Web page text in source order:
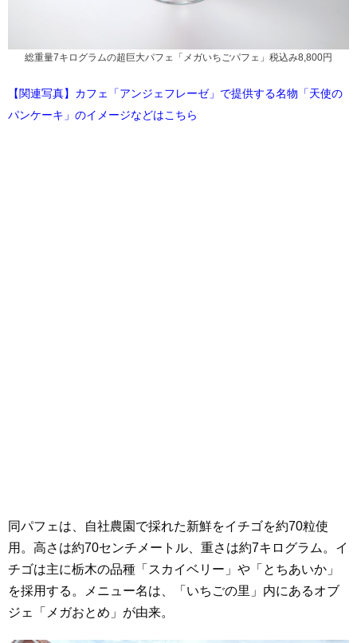
総重量7キログラムの超巨大パフェ「メガいちごパフェ」税込み8,800円
【関連写真】カフェ「アンジェフレーゼ」で提供する名物「天使の
パンケーキ」のイメージなどはこちら
同パフェは、自社農園で採れた新鮮をイチゴを約70粒使
用。高さは約70センチメートル、重さは約7キログラム。イ
チゴは主に栃木の品種「スカイベリー」や「とちあいか」
を採用する。メニュー名は、「いちごの里」内にあるオブ
ジェ「メガおとめ」が由来。